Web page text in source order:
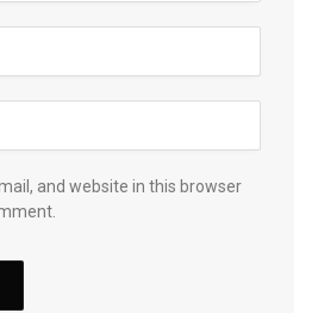
and website in this browser